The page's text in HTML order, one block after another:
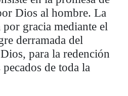
Dios al hombre. La
gracia mediante el
derramada del
para la redención
de toda la